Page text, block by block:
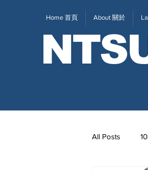
Home 首頁 About 關於
All Posts